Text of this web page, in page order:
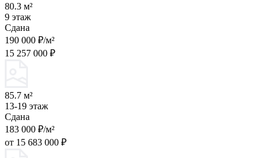
80.3 м²
9 этаж
Сдана
190 000 ₽/м²
15 257 000 ₽
85.7 м²
13-19 этаж
Сдана
183 000 ₽/м²
от 15 683 000 ₽